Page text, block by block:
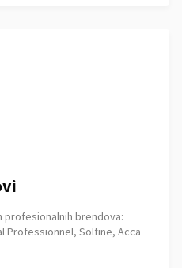
brendova:
Professionnel, Solfine, Acca